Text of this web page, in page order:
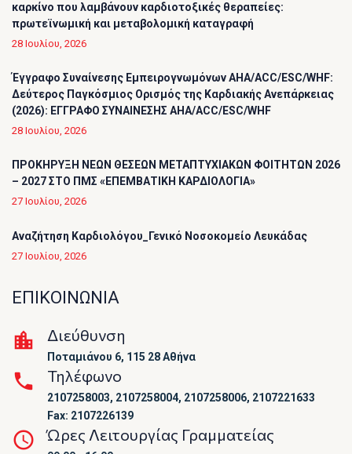
καρκίνο που λαμβάνουν καρδιοτοξικές θεραπείες:
πρωτεϊνωμική και μεταβολομική καταγραφή
28 Ιουλίου, 2026
Έγγραφο Συναίνεσης Εμπειρογνωμόνων AHA/ACC/ESC/WHF:
Δεύτερος Παγκόσμιος Ορισμός της Καρδιακής Ανεπάρκειας
(2026): ΕΓΓΡΑΦΟ ΣΥΝΑΙΝΕΣΗΣ AHA/ACC/ESC/WHF
28 Ιουλίου, 2026
ΠΡΟΚΗΡΥΞΗ ΝΕΩΝ ΘΕΣΕΩΝ ΜΕΤΑΠΤΥΧΙΑΚΩΝ ΦΟΙΤΗΤΩΝ 2026
– 2027 ΣΤΟ ΠΜΣ «ΕΠΕΜΒΑΤΙΚΗ ΚΑΡΔΙΟΛΟΓΙΑ»
27 Ιουλίου, 2026
Αναζήτηση Καρδιολόγου_Γενικό Νοσοκομείο Λευκάδας
27 Ιουλίου, 2026
ΕΠΙΚΟΙΝΩΝΙΑ
Διεύθυνση
Ποταμιάνου 6, 115 28 Αθήνα
Τηλέφωνο
2107258003, 2107258004, 2107258006, 2107221633
Fax: 2107226139
Ώρες Λειτουργίας Γραμματείας